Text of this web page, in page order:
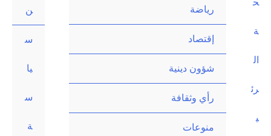
ة
ال
رئ
ي
رياضة
إقتصاد
شؤون دينية
رأي وثقافة
منوعات
ن
س
يا
س
ة